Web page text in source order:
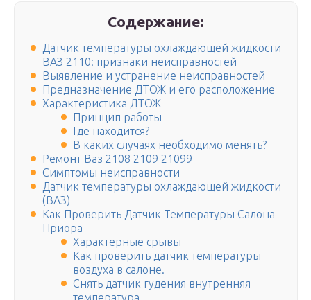
Содержание:
Датчик температуры охлаждающей жидкости
ВАЗ 2110: признаки неисправностей
Выявление и устранение неисправностей
Предназначение ДТОЖ и его расположение
Характеристика ДТОЖ
Принцип работы
Где находится?
В каких случаях необходимо менять?
Ремонт Ваз 2108 2109 21099
Симптомы неисправности
Датчик температуры охлаждающей жидкости
(ВАЗ)
Как Проверить Датчик Температуры Салона
Приора
Характерные срывы
Как проверить датчик температуры
воздуха в салоне.
Снять датчик гудения внутренняя
температура